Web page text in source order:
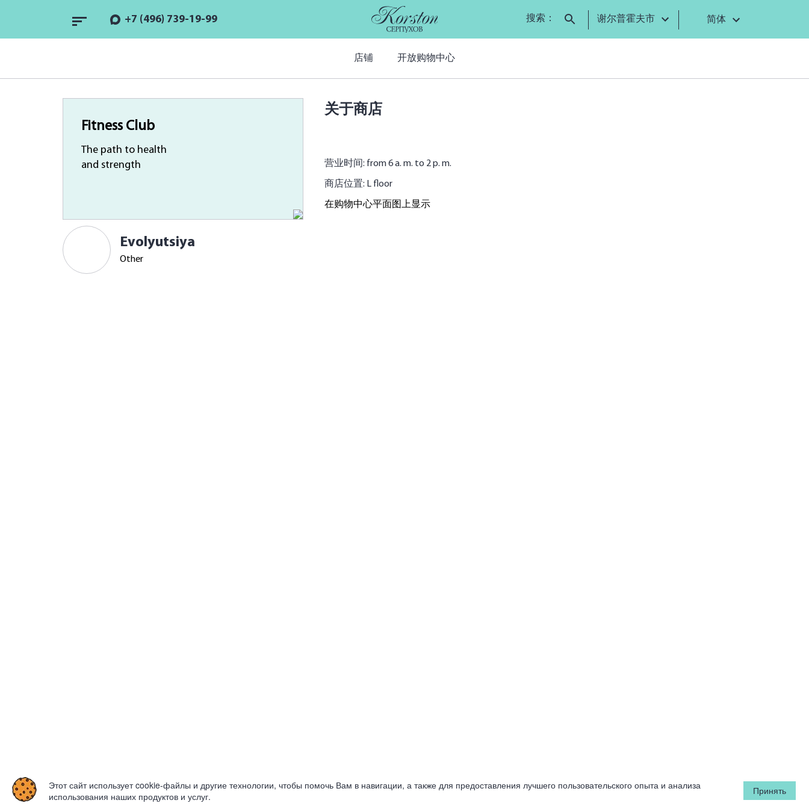
+7 (496) 739-19-99 搜索： 谢尔普霍夫市 简体
店铺 开放购物中心
Fitness Club
The path to health
and strength
Evolyutsiya
Other
关于商店
营业时间: from 6 a. m. to 2 p. m.
商店位置: L floor
在购物中心平面图上显示
Этот сайт использует cookie-файлы и другие технологии, чтобы помочь Вам в навигации, а также для предоставления лучшего пользовательского опыта и анализа
использования наших продуктов и услуг.
Принять